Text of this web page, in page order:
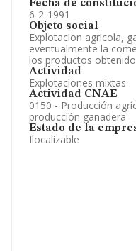
Fecha de
6-2-1991
Objeto social
Explotacion agricola,
eventualmente la
los productos
Actividad
Explotaciones mixtas
Actividad CNAE
0150 - Producción
producción ganadera
Estado de la
Ilocalizable